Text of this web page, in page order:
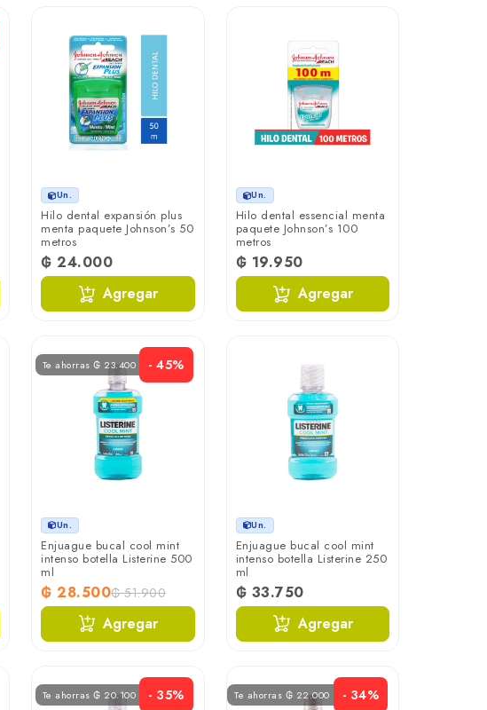
Un.
Hilo dental expansión plus
menta paquete Johnson’s 50
metros
₲ 24.000
Agregar
Un.
Hilo dental essencial menta
paquete Johnson’s 100
metros
₲ 19.950
Agregar
Te ahorras ₲ 23.400 - 45%
Un.
Enjuague bucal cool mint
intenso botella Listerine 500
ml
₲ 28.500₲ 51.900
Agregar
Un.
Enjuague bucal cool mint
intenso botella Listerine 250
ml
₲ 33.750
Agregar
Te ahorras ₲ 20.100 - 35% Te ahorras ₲ 22.000 - 34%